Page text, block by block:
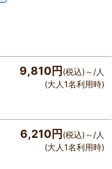
9,810円 (税込)～/人
(大人1名利用時)
6,210円 (税込)～/人
(大人1名利用時)